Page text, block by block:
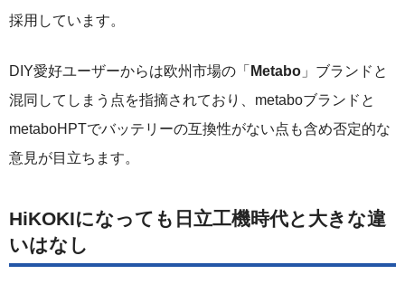
採用しています。
DIY愛好ユーザーからは欧州市場の「 Metabo 」ブランドと
混同してしまう点を指摘されており、metaboブランドと
metaboHPTでバッテリーの互換性がない点も含め否定的な
意見が目立ちます。
HiKOKIになっても日立工機時代と大きな違
いはなし